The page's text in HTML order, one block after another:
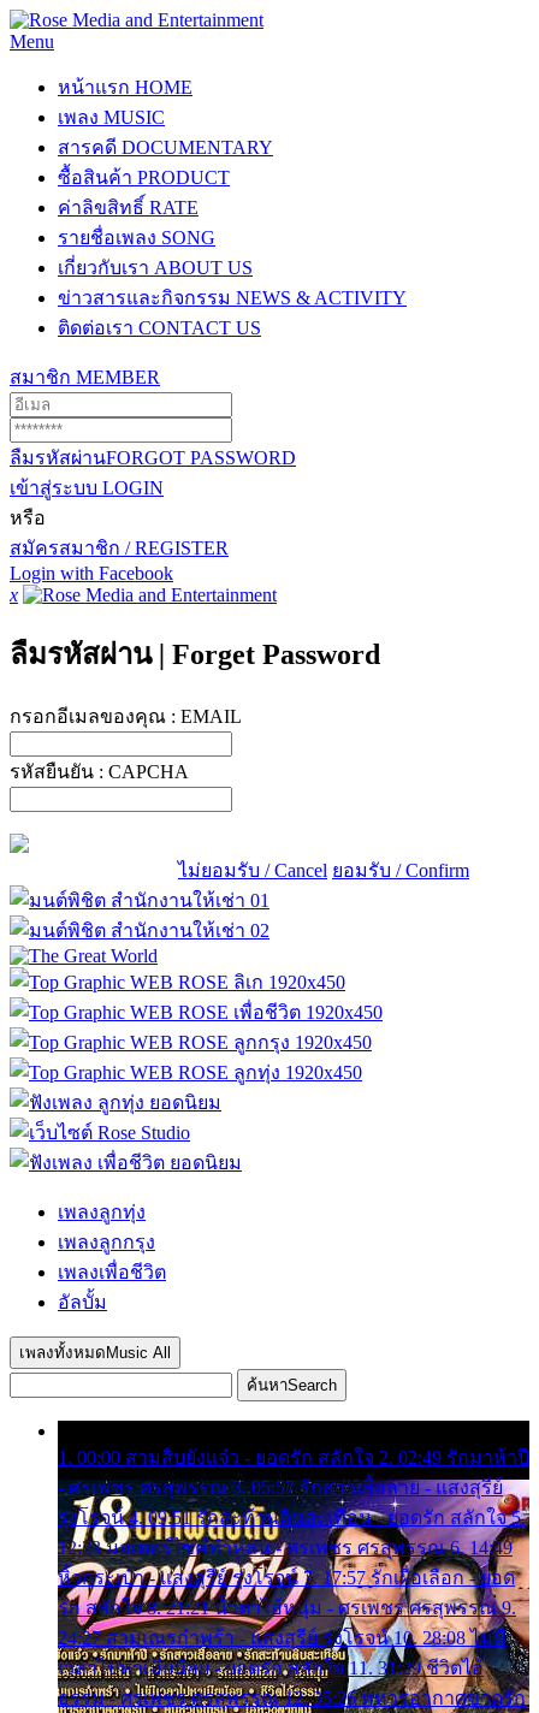
Menu
หน้าแรก HOME
เพลง MUSIC
สารคดี DOCUMENTARY
ซื้อสินค้า PRODUCT
ค่าลิขสิทธิ์ RATE
รายชื่อเพลง SONG
เกี่ยวกับเรา ABOUT US
ข่าวสารและกิจกรรม NEWS & ACTIVITY
ติดต่อเรา CONTACT US
สมาชิก MEMBER
ลืมรหัสผ่านFORGOT PASSWORD
เข้าสู่ระบบ LOGIN
หรือ
สมัครสมาชิก / REGISTER
Login with Facebook
x
ลืมรหัสผ่าน | Forget Password
กรอกอีเมลของคุณ : EMAIL
รหัสยืนยัน : CAPCHA
ไม่ยอมรับ / Cancel ยอมรับ / Confirm
เพลงลูกทุ่ง
เพลงลูกกรุง
เพลงเพื่อชีวิต
อัลบั้ม
เพลงทั้งหมด Music All
ค้นหาSearch
1. 00:00 สามสิบยังแจ๋ว - ยอดรัก สลักใจ 2. 02:49 รักมาห้าปี
- ศรเพชร ศรสุพรรณ 3. 05:57 รักสาวเสื้อลาย - แสงสุรีย์
รุ่งโรจน์ 4. 09:51 รักสะท้านดินสะเทือน - ยอดรัก สลักใจ 5.
12:23 มอเตอร์ไซค์ทำหล่น - ศรเพชร ศรสุพรรณ 6. 14:49
หิ้วกระเป๋า - แสงสุรีย์ รุ่งโรจน์ 7. 17:57 รักเผื่อเลือก - ยอด
รัก สลักใจ 8. 21:21 น้ำตาไอ้หนุ่ม - ศรเพชร ศรสุพรรณ 9.
24:27 สามเณรกำพร้า - แสงสุรีย์ รุ่งโรจน์ 10. 28:08 ไม่มี
เวลาไปหาเมียน้อย - ยอดรัก สลักใจ 11. 31:29 ชีวิตไอ้
ธรรม - ศรเพชร ศรสุพรรณ 12. 35:26 ทหารอากาศขาดรัก